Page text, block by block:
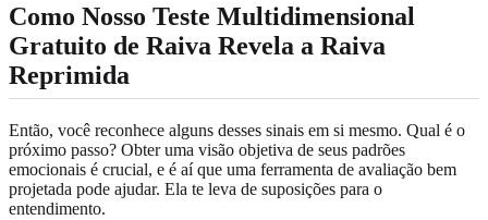
Como Nosso Teste Multidimensional
Gratuito de Raiva Revela a Raiva
Reprimida
Então, você reconhece alguns desses sinais em si mesmo. Qual é o
próximo passo? Obter uma visão objetiva de seus padrões
emocionais é crucial, e é aí que uma ferramenta de avaliação bem
projetada pode ajudar. Ela te leva de suposições para o
entendimento.